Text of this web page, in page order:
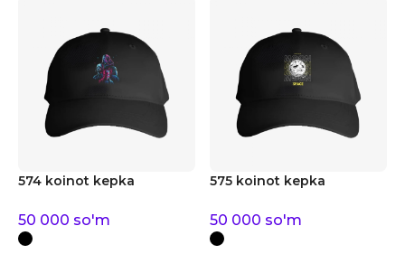
574 koinot kepka
50 000 so'm
575 koinot kepka
50 000 so'm